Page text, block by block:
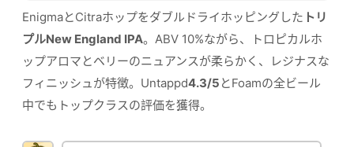
EnigmaとCitraホップをダブルドライホッピングした トリ
プルNew England IPA。ABV 10%ながら、トロピカルホ
ップアロマとベリーのニュアンスが柔らかく、レジナスな
フィニッシュが特徴。Untappd4.3/5 とFoamの全ビール
中でもトップクラスの評価を獲得。